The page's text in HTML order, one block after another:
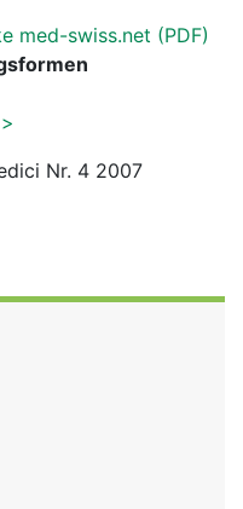
med-swiss.net (PDF)
Nr. 4 2007